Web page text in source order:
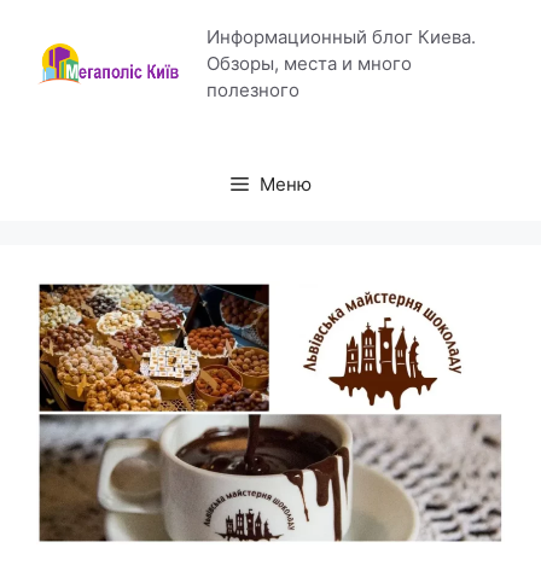
содержимому
Информационный блог Киева.
Обзоры, места и много
полезного
Меню